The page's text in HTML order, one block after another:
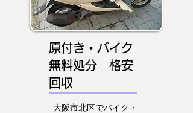
原付き・バイク
無料処分 格安
回収
大阪市北区でバイク・